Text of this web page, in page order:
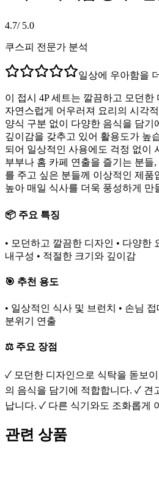
4.7/ 5.0
쿠스피 전문가 분석
일상에 우아함을
이 접시 4P 세트는 깔끔하고 모던
자연스럽게 어우러져 요리의 시각
양식 구분 없이 다양한 음식을 담기
깊이감을 갖추고 있어 활용도가 높
되어 일상적인 사용에도 걱정 없이
부부나 홈 카페 연출을 즐기는 분들
를 주고 싶은 분들께 이상적인 제품
높아 매일 식사를 더욱 풍성하게 만
📦 주요 특징
• 모던하고 깔끔한 디자인 • 다양한
내구성 • 적절한 크기와 깊이감
🎯 추천 용도
• 일상적인 식사 및 브런치 • 손님
분위기 연출
⚖️ 주요 장점
✓ 모던한 디자인으로 식탁을 돋보
의 음식을 담기에 적합합니다. ✓ 견
납니다. ✓ 다른 식기와도 조화롭게
관련 상품